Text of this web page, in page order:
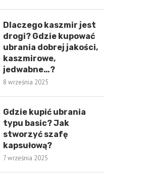
Dlaczego kaszmir jest
drogi? Gdzie kupować
ubrania dobrej jakości,
kaszmirowe,
jedwabne…?
8 września 2025
Gdzie kupić ubrania
typu basic? Jak
stworzyć szafę
kapsułową?
7 września 2025